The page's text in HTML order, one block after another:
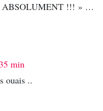
ABSOLUMENT !!! » …
min
ouais ..